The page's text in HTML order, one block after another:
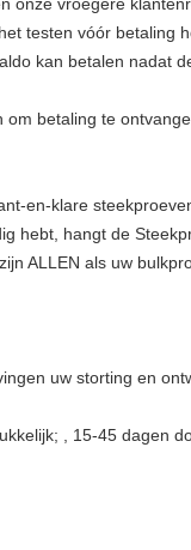
testen vóór betaling
kan betalen nadat
betaling te
en-klare
hebt, hangt de
ALLEN als uw
uw storting en
, 15-45 dagen